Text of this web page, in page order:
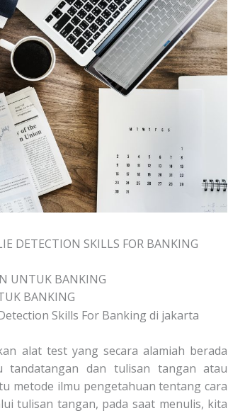
DETECTION SKILLS FOR BANKING
UNTUK BANKING
BANKING
alat test yang secara alamiah berada
dan tulisan tangan atau
metode ilmu pengetahuan tentang cara
tulisan tangan, pada saat menulis, kita